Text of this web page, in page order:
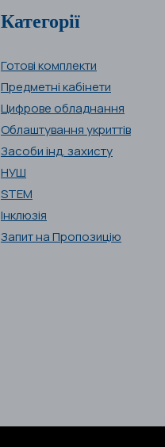
Категорії
Готові комплекти
Предметні кабінети
Цифрове обладнання
Облаштування укриттів
Засоби інд. захисту
НУШ
STEM
Інклюзія
Запит на Пропозицію